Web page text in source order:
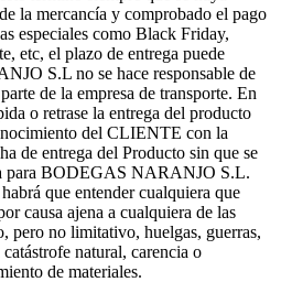
la mercancía y comprobado el pago
especiales como Black Friday,
etc, el plazo de entrega puede
S.L no se hace responsable de
de la empresa de transporte. En
o retrase la entrega del producto
del CLIENTE con la
de entrega del Producto sin que se
para BODEGAS NARANJO S.L.
que entender cualquiera que
causa ajena a cualquiera de las
pero no limitativo, huelgas, guerras,
natural, carencia o
de materiales.